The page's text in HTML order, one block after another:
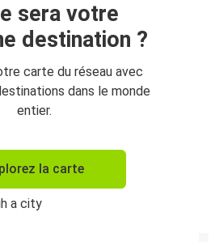
sera votre
destination ?
carte du réseau avec
dans le monde
entier.
la carte